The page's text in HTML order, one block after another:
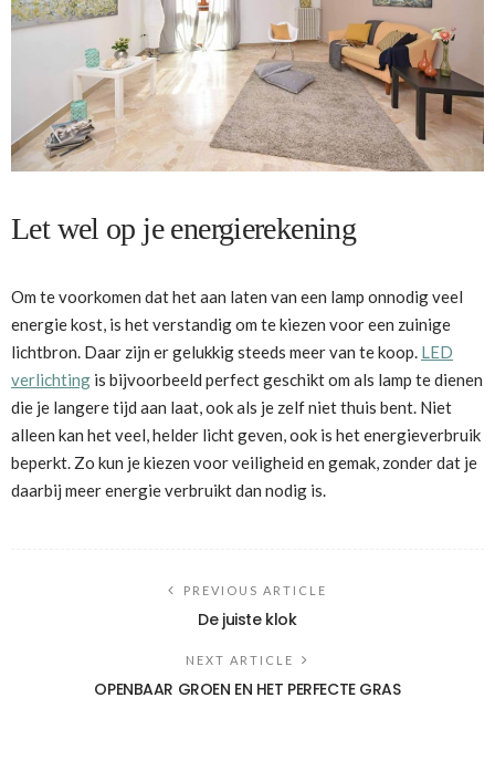
Let wel op je energierekening
Om te voorkomen dat het aan laten van een lamp onnodig veel
energie kost, is het verstandig om te kiezen voor een zuinige
lichtbron. Daar zijn er gelukkig steeds meer van te koop. LED
verlichting is bijvoorbeeld perfect geschikt om als lamp te dienen
die je langere tijd aan laat, ook als je zelf niet thuis bent. Niet
alleen kan het veel, helder licht geven, ook is het energieverbruik
beperkt. Zo kun je kiezen voor veiligheid en gemak, zonder dat je
daarbij meer energie verbruikt dan nodig is.
PREVIOUS ARTICLE
De juiste klok
NEXT ARTICLE
OPENBAAR GROEN EN HET PERFECTE GRAS